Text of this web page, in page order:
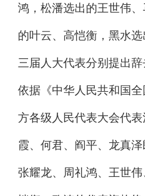
鸿，松潘选出的王世伟
的叶云、高恺衡，黑水
三届人大代表分别提出辞
依据《中华人民共和国
方各级人民代表大会代表
霞、何君、阎平、龙真泽
张耀龙、周礼鸿、王世